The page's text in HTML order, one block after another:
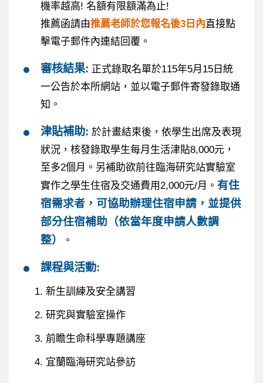
機率越高! 名額有限額滿為止!
推薦函請由推薦老師於您報名後3日內直接點
擊電子郵件內連結回覆。
審核結果: 正式錄取名單於115年5月15日統
一公告於本所網站，並以電子郵件寄發錄取通
知。
津貼補助: 於計畫結束後，依學生出席及表現
狀況，核發錄取學生每月生活津貼8,000元，
至多2個月。另補助欲前往臨海研究站實驗室
實作之學生住宿及交通費用2,000元/月。 有住
宿需求者，可協助辦理住宿申請，並提供
部分住宿補助（依當年度申請人數調
整）
。
課程與活動:
新生訓練及安全講習
研究與實驗室操作
前瞻生命科學專題講座
宜蘭臨海研究站參訪